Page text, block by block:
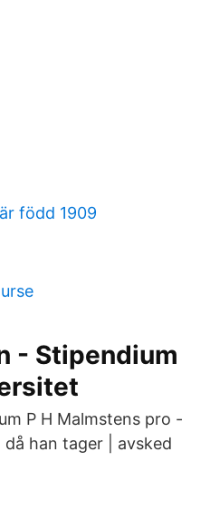
född 1909
- Stipendium
P H Malmstens pro -
han tager | avsked